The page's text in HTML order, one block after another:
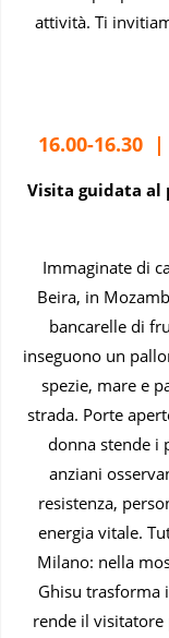
attività. Ti
16.00-16.30 |
Visita guidata al
Immaginate di
Beira, in
bancarelle di
inseguono un
spezie, mare e
strada. Porte
donna stende i
anziani
resistenza,
energia vitale.
Milano: nella
Ghisu trasforma
rende il